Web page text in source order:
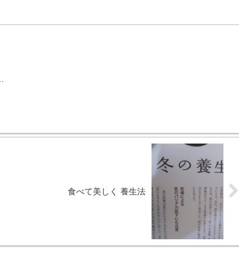
食べて美しく 養生法